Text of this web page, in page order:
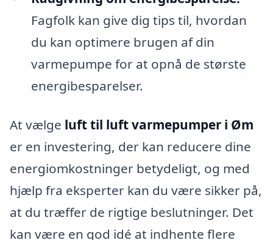
Fagfolk kan give dig tips til, hvordan
du kan optimere brugen af din
varmepumpe for at opnå de største
energibesparelser.
At vælge luft til luft varmepumper i Øm
er en investering, der kan reducere dine
energiomkostninger betydeligt, og med
hjælp fra eksperter kan du være sikker på,
at du træffer de rigtige beslutninger. Det
kan være en god idé at indhente flere